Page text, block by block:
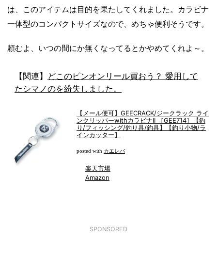
は、このアイテムは目的を果たしてくれました。カラビナ
一体型のコンパクトサイズなので、めちゃ便利そうです。
頼むよ、いつの間にか無くなってるとかやめてくれよ～。
【関連】 どこのピンオンリール買おう？ 愛用して
たシマノのを紛失しました。
【メール便可】GEECRACK/ジークラック ライ
ンクリッパーwithカラビナII ［GEE714］【釣
り/フィッシング/釣り具/釣具】【釣り小物/ラ
インカッター】
posted with カエレバ
楽天市場
Amazon
SPONSORED